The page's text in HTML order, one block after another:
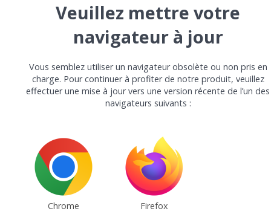
Veuillez mettre votre
navigateur à jour
Vous semblez utiliser un navigateur obsolète ou non pris en
charge. Pour continuer à profiter de notre produit, veuillez
effectuer une mise à jour vers une version récente de l’un des
navigateurs suivants :
Chrome Firefox